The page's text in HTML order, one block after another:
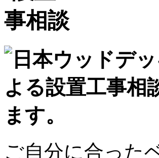
ご自分に合った